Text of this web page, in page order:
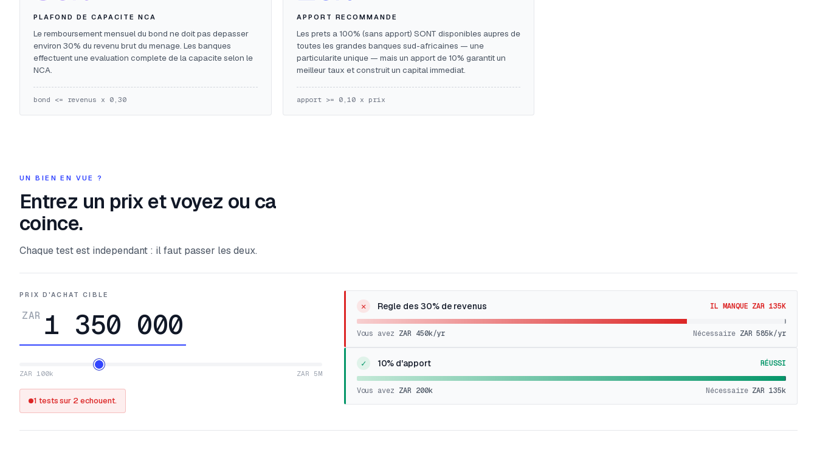
PLAFOND DE CAPACITE NCA
Le remboursement mensuel du bond ne doit pas depasser
environ 30% du revenu brut du menage. Les banques
effectuent une evaluation complete de la capacite selon le
NCA.
bond <= revenus x 0,30
APPORT RECOMMANDE
Les prets a 100% (sans apport) SONT disponibles aupres de
toutes les grandes banques sud-africaines — une
particularite unique — mais un apport de 10% garantit un
meilleur taux et construit un capital immediat.
apport >= 0,10 x prix
UN BIEN EN VUE ?
Entrez un prix et voyez ou ca
coince.
Chaque test est independant : il faut passer les deux.
PRIX D'ACHAT CIBLE
ZAR
ZAR 100k ZAR 5M
1 tests sur 2 echouent.
✕ Regle des 30% de revenus IL MANQUE ZAR 135K
Vous avez ZAR 450k/yr Nécessaire ZAR 585k/yr
✓ 10% d'apport RÉUSSI
Vous avez ZAR 200k Nécessaire ZAR 135k